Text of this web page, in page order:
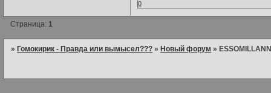
0
Страница: 1
» Гомокирик - Правда или вымысел??? » Новый форум »